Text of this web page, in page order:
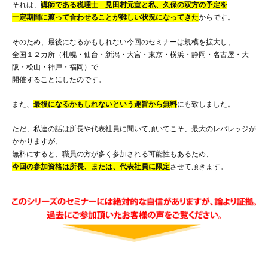
それは、 講師である税理士 見田村元宣と私、久保の双方の予定を
一定期間に渡って合わせることが難しい状況になってきたからです。
そのため、最後になるかもしれない今回のセミナーは規模を拡大し、
全国１２カ所（札幌・仙台・新潟・大宮・東京・横浜・静岡・名古屋・大
阪・松山・神戸・福岡）で
開催することにしたのです。
また、 最後になるかもしれないという趣旨から無料にも致しました。
ただ、私達の話は所長や代表社員に聞いて頂いてこそ、最大のレバレッジが
かかりますが、
無料にすると、職員の方が多く参加される可能性もあるため、
今回の参加資格は所長、または、代表社員に限定させて頂きます。